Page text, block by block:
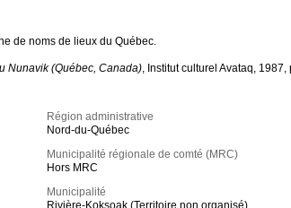
de noms de lieux du Québec.
Nunavik (Québec, Canada), Institut culturel Avataq,
Région administrative
Nord-du-Québec
Municipalité régionale de comté (MRC)
Hors MRC
Municipalité
Rivière-Koksoak (Territoire non organisé)